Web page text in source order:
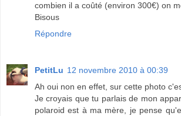
combien il a coûté (environ 300€) on
Bisous
Répondre
PetitLu 12 novembre 2010 à 00:39
Ah oui non en effet, sur cette photo
Je croyais que tu parlais de mon
polaroid est à ma mère, je pense